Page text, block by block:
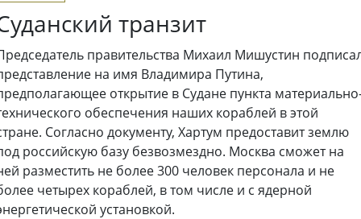
транзит
правительства Михаил Мишустин
на имя Владимира Путина,
открытие в Судане пункта
обеспечения наших кораблей в этой
Согласно документу, Хартум предоставит землю
российскую базу безвозмездно. Москва сможет на
разместить не более 300 человек персонала и не
четырех кораблей, в том числе и с ядерной
установкой.